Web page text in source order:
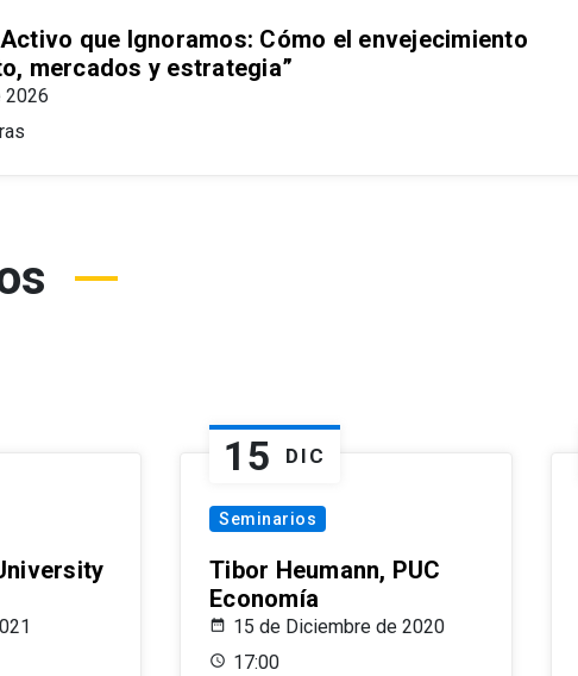
que Ignoramos: Cómo el envejecimiento
mercados y estrategia”
2026
15 DIC
Seminarios
Tibor Heumann, PUC
Economía
15 de Diciembre de 2020
17:00